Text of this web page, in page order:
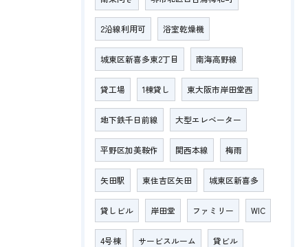
2沿線利用可 浴室乾燥機
城東区新喜多東2丁目 南海高野線
貸工場 1棟貸し 東大阪市岸田堂西
地下鉄千日前線 大型エレベーター
平野区加美鞍作 関西本線 梅雨
矢田駅 東住吉区矢田 城東区新喜多
貸しビル 岸田堂 ファミリー WIC
4号棟 サービスルーム 貸ビル